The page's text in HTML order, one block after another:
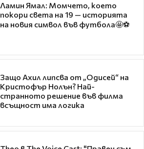
Ламин Ямал: Момчето, което
покори света на 19 — историята
на новия символ във футбола🤩⚽
Защо Ахил липсва от „Одисей“ на
Кристофър Нолън? Най-
странното решение във филма
всъщност има логика